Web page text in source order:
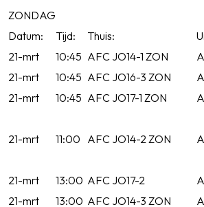
ZONDAG
Datum:
Tijd: Thuis:
21-mrt
10:45 AFC JO14-1 ZON
21-mrt
10:45 AFC JO16-3 ZON
21-mrt
10:45 AFC JO17-1 ZON
21-mrt 11:00 AFC JO14-2 ZON
21-mrt 13:00 AFC JO17-2
21-mrt
13:00 AFC JO14-3 ZON